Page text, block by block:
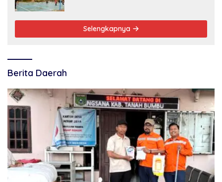
Selengkapnya
Berita Daerah